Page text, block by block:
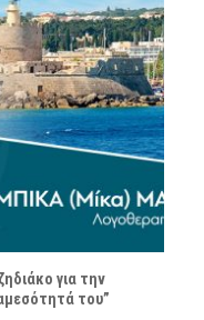
για την
του”